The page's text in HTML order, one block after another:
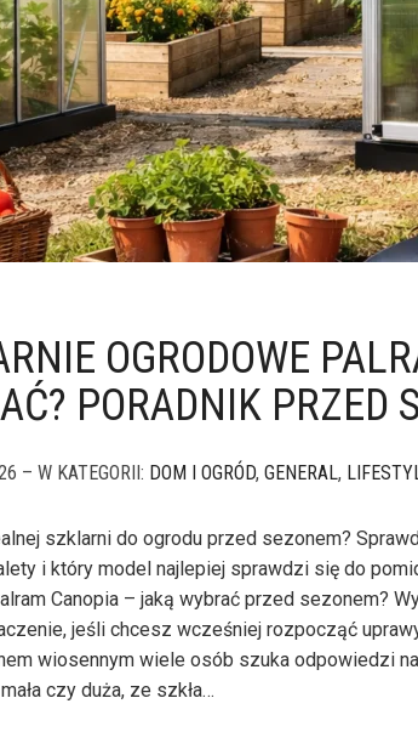
OGRODOWE
PORADNIK PRZED
– W KATEGORII: DOM I OGRÓD, GENERAL,
szklarni do ogrodu przed sezonem?
i który model najlepiej sprawdzi się do
Canopia – jaką wybrać przed sezonem?
jeśli chcesz wcześniej rozpocząć
wiosennym wiele osób szuka odpowiedzi
czy duża, ze szkła…